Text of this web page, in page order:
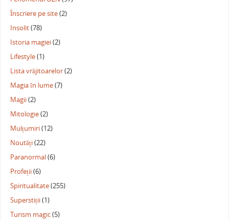
Înscriere pe site(2)
Insolit(78)
Istoria magiei(2)
Lifestyle(1)
Lista vrăjitoarelor(2)
Magia în lume(7)
Magii(2)
Mitologie(2)
Mulțumiri(12)
Noutăți(22)
Paranormal(6)
Profeții(6)
Spiritualitate(255)
Superstiții(1)
Turism magic(5)